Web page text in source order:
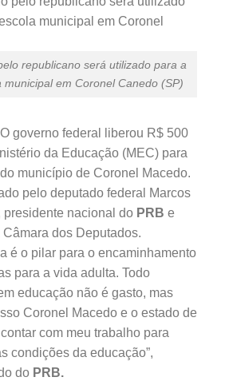
republicano será utilizado para a
em Coronel Canedo (SP)
O governo federal liberou R$ 500
da Educação (MEC) para
município de Coronel Macedo.
pelo deputado federal Marcos
presidente nacional do PRB e
dos Deputados.
é o pilar para o encaminhamento
para a vida adulta. Todo
educação não é gasto, mas
Coronel Macedo e o estado de
com meu trabalho para
condições da educação”,
do PRB.